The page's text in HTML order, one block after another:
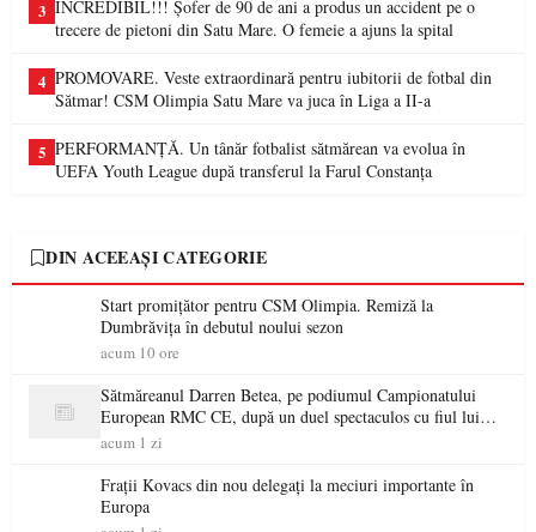
3 INCREDIBIL!!! Șofer de 90 de ani a produs un accident pe o
trecere de pietoni din Satu Mare. O femeie a ajuns la spital
4 PROMOVARE. Veste extraordinară pentru iubitorii de fotbal din
Sătmar! CSM Olimpia Satu Mare va juca în Liga a II-a
5 PERFORMANȚĂ. Un tânăr fotbalist sătmărean va evolua în
UEFA Youth League după transferul la Farul Constanța
DIN ACEEAȘI CATEGORIE
Start promițător pentru CSM Olimpia. Remiză la
Dumbrăvița în debutul noului sezon
acum 10 ore
Sătmăreanul Darren Betea, pe podiumul Campionatului
European RMC CE, după un duel spectaculos cu fiul lui
Kimi Räikkönen
acum 1 zi
Frații Kovacs din nou delegați la meciuri importante în
Europa